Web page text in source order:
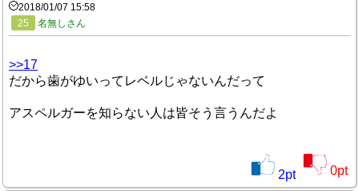
2018/01/07 15:58
25
名無しさん
>>17
だから歯がゆいってレベルじゃないんだって
アスペルガーを知らない人は皆そう言うんだよ
2pt 0pt